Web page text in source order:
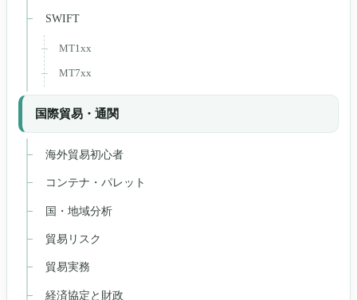
SWIFT
MT1xx
MT7xx
国際貿易・通関
海外貿易初心者
コンテナ・パレット
国・地域分析
貿易リスク
貿易実務
経済協定と財政